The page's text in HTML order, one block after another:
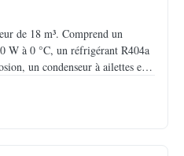
de 18 m³. Comprend un
W à 0 °C, un réfrigérant R404a
un condenseur à ailettes en